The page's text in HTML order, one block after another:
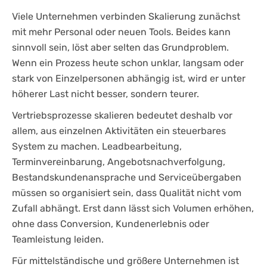
Viele Unternehmen verbinden Skalierung zunächst
mit mehr Personal oder neuen Tools. Beides kann
sinnvoll sein, löst aber selten das Grundproblem.
Wenn ein Prozess heute schon unklar, langsam oder
stark von Einzelpersonen abhängig ist, wird er unter
höherer Last nicht besser, sondern teurer.
Vertriebsprozesse skalieren bedeutet deshalb vor
allem, aus einzelnen Aktivitäten ein steuerbares
System zu machen. Leadbearbeitung,
Terminvereinbarung, Angebotsnachverfolgung,
Bestandskundenansprache und Serviceübergaben
müssen so organisiert sein, dass Qualität nicht vom
Zufall abhängt. Erst dann lässt sich Volumen erhöhen,
ohne dass Conversion, Kundenerlebnis oder
Teamleistung leiden.
Für mittelständische und größere Unternehmen ist